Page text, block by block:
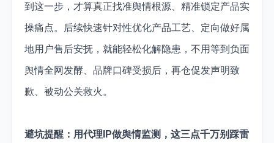
到这一步，才算真正找准舆情根源、精准锁定产品实
操痛点。后续快速针对性优化产品工艺、定向做好属
地用户售后安抚，就能轻松化解隐患，不用等到负面
舆情全网发酵、品牌口碑受损后，再仓促发声明致
歉、被动公关救火。
避坑提醒：用代理IP做舆情监测，这三点千万别踩雷